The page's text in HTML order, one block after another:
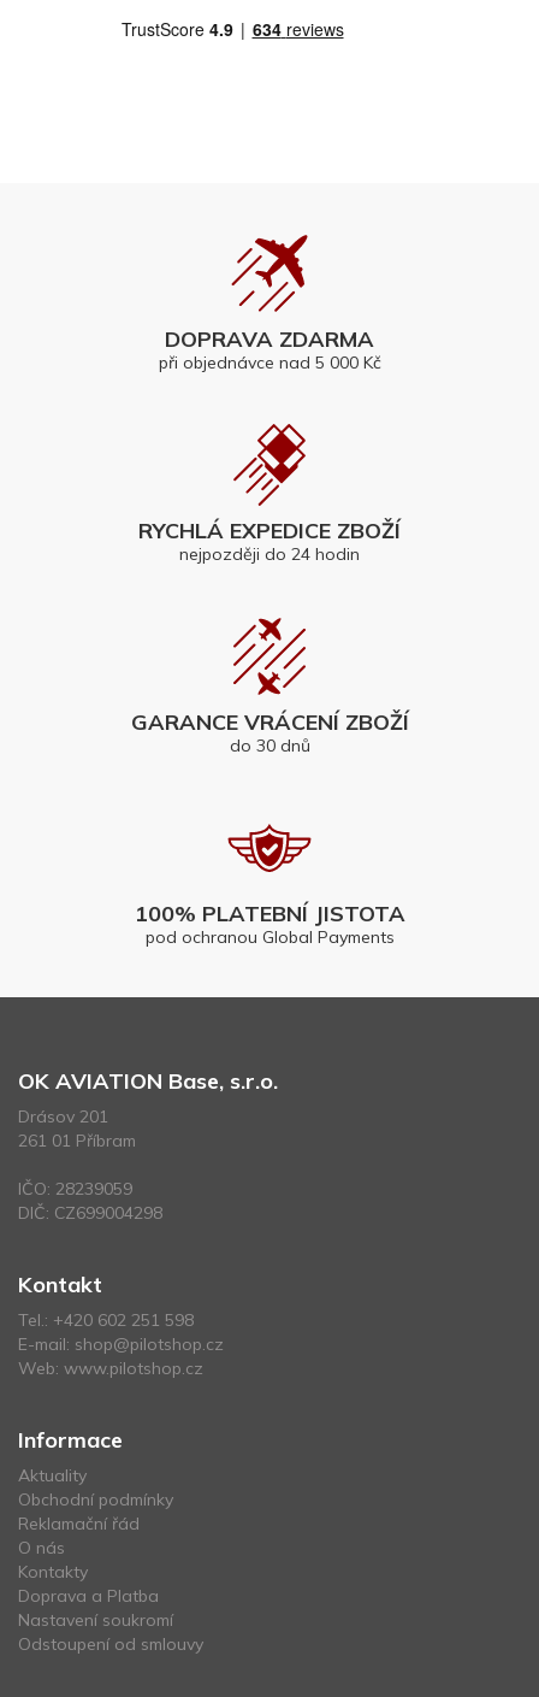
DOPRAVA ZDARMA
při objednávce nad 5 000 Kč
RYCHLÁ EXPEDICE ZBOŽÍ
nejpozději do 24 hodin
GARANCE VRÁCENÍ ZBOŽÍ
do 30 dnů
100% PLATEBNÍ JISTOTA
pod ochranou Global Payments
OK AVIATION Base, s.r.o.
Drásov 201
261 01 Příbram
IČO: 28239059
DIČ: CZ699004298
Kontakt
Tel.: +420 602 251 598
E-mail: shop@pilotshop.cz
Web: www.pilotshop.cz
Informace
Aktuality
Obchodní podmínky
Reklamační řád
O nás
Kontakty
Doprava a Platba
Nastavení soukromí
Odstoupení od smlouvy